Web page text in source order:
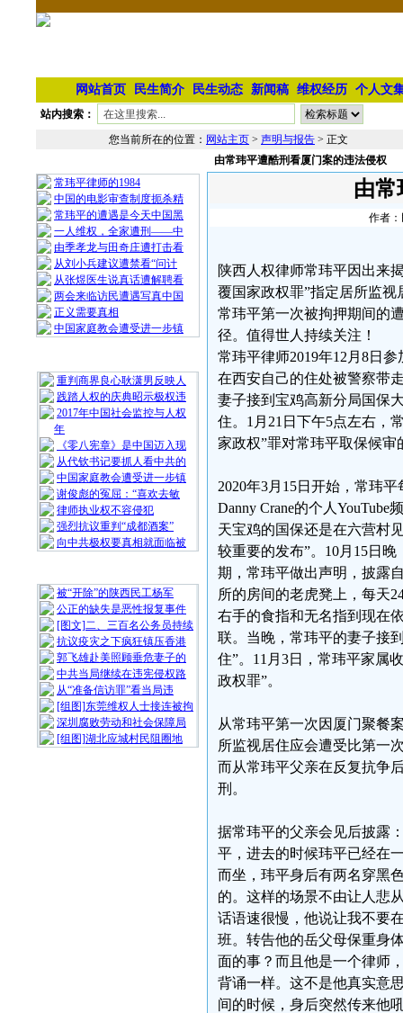
网站首页 民生简介 民生动态 新闻稿 维权经历 个人文
站内搜索：
您当前所在的位置： 网站主页 > 声明与报告 > 正文
常玮平律师的1984
中国的电影审查制度扼杀精
常玮平的遭遇是今天中国黑
一人维权，全家遭刑——中
由季孝龙与田奇庄遭打击看
从刘小兵建议遭禁看“问计
从张煜医生说真话遭解聘看
两会来临访民遭遇写真中国
正义需要真相
中国家庭教会遭受进一步镇
重判商界良心耿潇男反映人
践踏人权的庆典昭示极权违
2017年中国社会监控与人权
年
《零八宪章》是中国迈入现
从代钦书记要抓人看中共的
中国家庭教会遭受进一步镇
谢俊彪的冤屈：“喜欢去敏
律师执业权不容侵犯
强烈抗议重判“成都酒案”
向中共极权要真相就面临被
被“开除”的陕西民工杨军
公正的缺失是恶性报复事件
[图文]二、三百名公务员持续
抗议疫灾之下疯狂镇压香港
郭飞雄赴美照顾垂危妻子的
中共当局继续在违宪侵权路
从“准备信访罪”看当局违
[组图]东莞维权人士接连被拘
深圳腐败劳动和社会保障局
[组图]湖北应城村民阻圈地
由常玮平遭酷刑看厦门案的违法侵权
由常
作者：
陕西人权律师常玮平因出来
覆国家政权罪”指定居所监视
常玮平第一次被拘押期间的
径。值得世人持续关注！
常玮平律师2019年12月8日
在西安自己的住处被警察带
妻子接到宝鸡高新分局国保
住。1月21日下午5点左右，
家政权”罪对常玮平取保候
2020年3月15日开始，常玮
Danny Crane的个人
天宝鸡的国保还是在六营村
较重要的发布”。10月15日
期，常玮平做出声明，披露
所的房间的老虎凳上，每天
右手的食指和无名指到现在
联。当晚，常玮平的妻子接
住”。11月3日，常玮平家属
政权罪”。
从常玮平第一次因厦门聚餐
所监视居住应会遭受比第一
而从常玮平父亲在反复抗争
刑。
据常玮平的父亲会见后披露
平，进去的时候玮平已经在
而坐，玮平身后有两名穿黑
的。这样的场景不由让人悲
话语速很慢，他说让我不要
班。转告他的岳父母保重身
面的事？而且他是一个律师
背诵一样。这不是他真实意
间的时候，身后突然传来他